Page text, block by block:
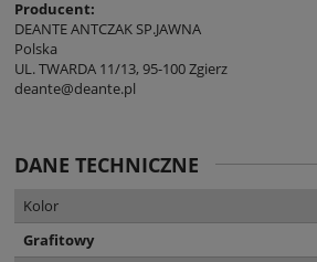
Producent:
DEANTE ANTCZAK SP.JAWNA
Polska
UL. TWARDA 11/13, 95-100 Zgierz
deante@deante.pl
DANE TECHNICZNE
Kolor
Grafitowy